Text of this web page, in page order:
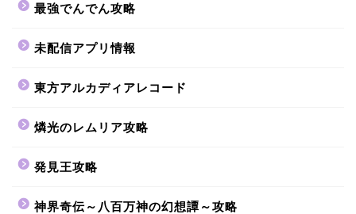
最強でんでん攻略
未配信アプリ情報
東方アルカディアレコード
燐光のレムリア攻略
発見王攻略
神界奇伝～八百万神の幻想譚～攻略